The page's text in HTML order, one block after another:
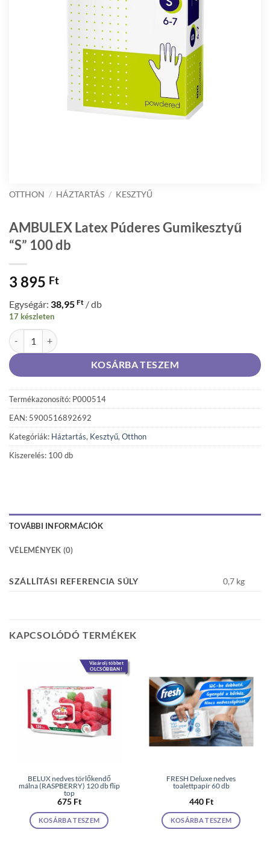
OTTHON / HÁZTARTÁS / KESZTYŰ
AMBULEX Latex Púderes Gumikesztyű
“S” 100 db
3 895 Ft
Egységár: 38,95 Ft / db
17 készleten
AMBULEX Latex Púderes Gumikesztyű "S" 100 db mennyiség
KOSÁRBA TESZEM
Termékazonosító: P000514
EAN: 5900516892692
Kategóriák: Háztartás, Kesztyű, Otthon
Kiszerelés: 100 db
TOVÁBBI INFORMÁCIÓK
VÉLEMÉNYEK (0)
SZÁLLÍTÁSI REFERENCIA SÚLY 0,7 kg
KAPCSOLÓDÓ TERMÉKEK
Vásárolj többet
OLCSÓBBAN!
BELUX nedves törlőkendő
málna (RASPBERRY) 120 db flip
top
675 Ft
KOSÁRBA TESZEM
FRESH Deluxe nedves
toalettpapír 60 db
440 Ft
KOSÁRBA TESZEM